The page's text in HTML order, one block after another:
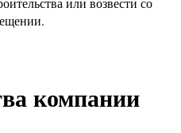
компании